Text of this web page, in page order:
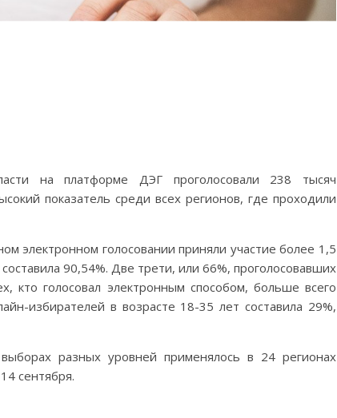
на платформе ДЭГ проголосовали 238 тысяч
показатель среди всех регионов, где проходили
голосовании приняли участие более 1,5
90,54%. Две трети, или 66%, проголосовавших
голосовал электронным способом, больше всего
избирателей в возрасте 18-35 лет составила 29%,
разных уровней применялось в 24 регионах
сентября.